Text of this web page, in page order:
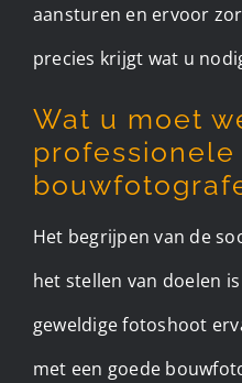
aansturen en ervoor
precies krijgt wat u
Wat u moet
professionele
Het begrijpen van de
het stellen van doelen
geweldige fotoshoot
met een goede